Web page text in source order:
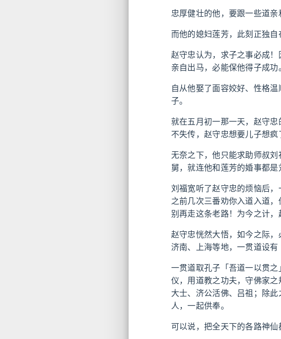
忠厚健壮的他，要跟一些道亲
而他的媳妇莲芳，此刻正独自
赵守忠认为，求子之事必成
亲自出马，必能保他得子成功
自从他娶了面容姣好、性格
子。
就在五月初一那一天，赵守
不失传，赵守忠想要儿子想疯
无奈之下，他只能求助师叔
舅，就连他和莲芳的婚事都是
刘福宽听了赵守忠的烦恼后
之前几次三番劝你入道入道
别再走这条老路！为今之计
赵守忠恍然大悟，如今之际
济南、上海等地，一贯道设
一贯道取孔子「吾道一以贯
仪，用道教之功夫，守佛家
大士、济公活佛、吕祖；除
人，一起供奉。
可以说，把全天下的各路神